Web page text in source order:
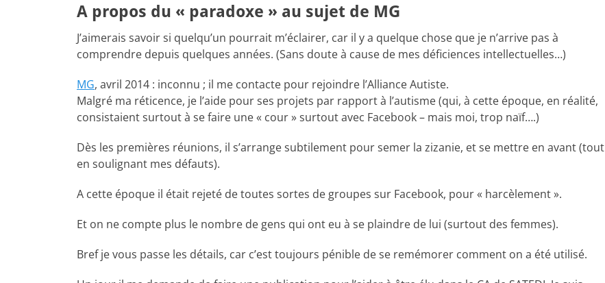
A propos du « paradoxe » au sujet de MG
J’aimerais savoir si quelqu’un pourrait m’éclairer, car il y a quelque chose que je n’arrive pas à
comprendre depuis quelques années. (Sans doute à cause de mes déficiences intellectuelles…)
MG, avril 2014 : inconnu ; il me contacte pour rejoindre l’Alliance Autiste.
Malgré ma réticence, je l’aide pour ses projets par rapport à l’autisme (qui, à cette époque, en réalité,
consistaient surtout à se faire une « cour » surtout avec Facebook – mais moi, trop naïf….)
Dès les premières réunions, il s’arrange subtilement pour semer la zizanie, et se mettre en avant (tout
en soulignant mes défauts).
A cette époque il était rejeté de toutes sortes de groupes sur Facebook, pour « harcèlement ».
Et on ne compte plus le nombre de gens qui ont eu à se plaindre de lui (surtout des femmes).
Bref je vous passe les détails, car c’est toujours pénible de se remémorer comment on a été utilisé.